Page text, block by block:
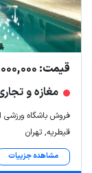
قیمت: 195,000,000,000 تومان
مغازه و
فروش باشگاه ورزشی
قیطریه, تهران
مشاهده جزییات